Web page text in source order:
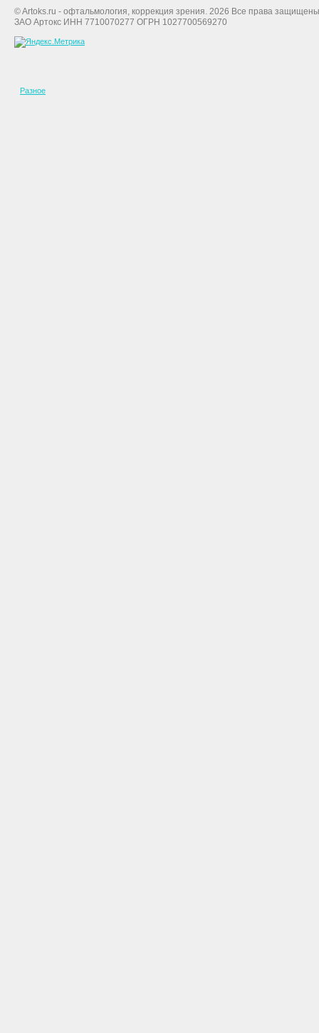
© Artoks.ru - офтальмология, коррекция зрения. 2026 Все права
ЗАО Артокс ИНН 7710070277 ОГРН 1027700569270
Разное